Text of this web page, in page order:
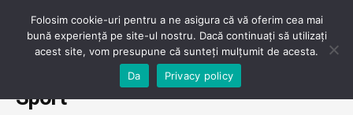
Pardoseli
Sport
Folosim cookie-uri pentru a ne asigura că vă oferim cea mai
bună experiență pe site-ul nostru. Dacă continuați să utilizați
acest site, vom presupune că sunteți mulțumit de acesta.
Da
Privacy policy